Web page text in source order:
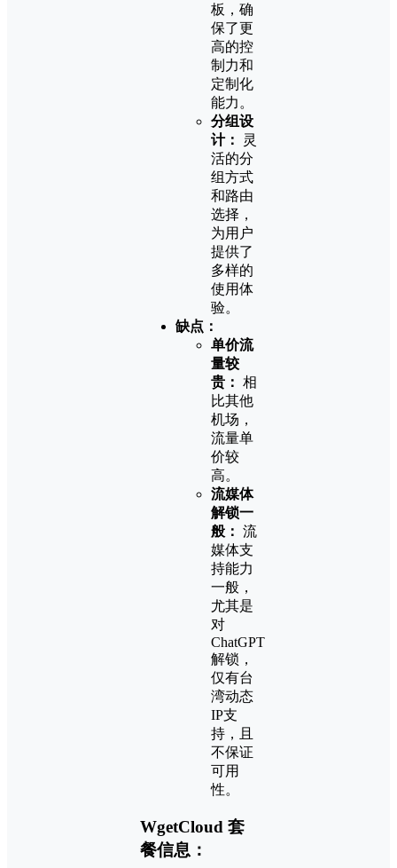
板，确
保了更
高的控
制力和
定制化
能力。
分组设
计：
灵
活的分
组方式
和路由
选择，
为用户
提供了
多样的
使用体
验。
缺点：
单价流
量较
贵： 相
比其他
机场，
流量单
价较
高。
流媒体
解锁一
般： 流
媒体支
持能力
一般，
尤其是
对
ChatGPT
解锁，
仅有台
湾动态
IP支
持，且
不保证
可用
性。
WgetCloud 套
餐信息：